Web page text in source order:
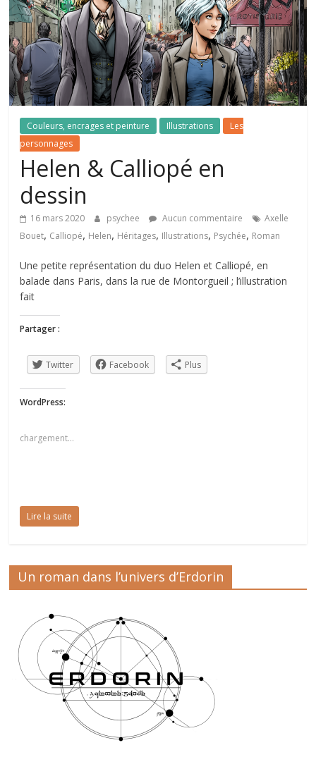
monde
d'Erdorin
roman
pulp
fantastique
moderne
dans
d'Erdorin
Couleurs, encrages et peinture Illustrations
Les
personnages
Helen & Calliopé en
dessin
16 mars 2020 psychee Aucun commentaire
Axelle
Bouet, Calliopé, Helen, Héritages, Illustrations, Psychée, Roman
Une petite représentation du duo Helen et Calliopé, en
balade dans Paris, dans la rue de Montorgueil ; l’illustration
fait
Partager :
Twitter Facebook Plus
WordPress:
chargement…
Lire la suite
Un roman dans l’univers d’Erdorin